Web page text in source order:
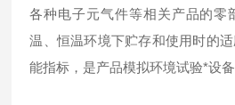
各种电子元气件等相关产品的零
温、恒温环境下贮存和使用时的
能指标，是产品模拟环境试验*设备